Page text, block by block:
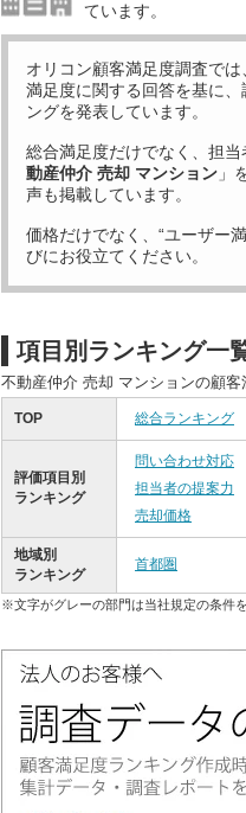
ています。
オリコン顧客満足度調査で
満足度に関する回答を基に、
ングを発表しています。
総合満足度だけでなく、担
動産仲介 売却 マンション 」
声も掲載しています。
価格だけでなく、“ユーザー
びにお役立てください。
項目別ランキング一
不動産仲介 売却 マンションの顧客
TOP 総合ランキング
評価項目別
ランキング
問い合わせ対応
担当者の提案力
売却価格
地域別
ランキング
首都圏
※文字がグレーの部門は当社規定の条件